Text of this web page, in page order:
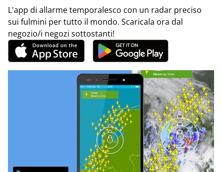
L'app di allarme temporalesco con un radar preciso
sui fulmini per tutto il mondo. Scaricala ora dal
negozio/i negozi sottostanti!